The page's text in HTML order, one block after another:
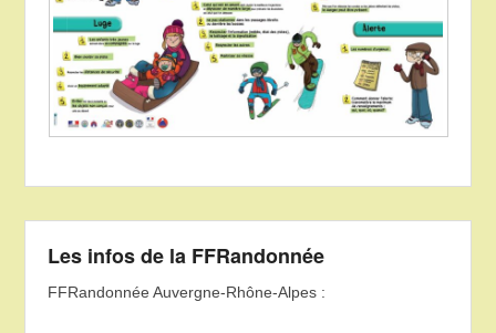
Les infos de la FFRandonnée
FFRandonnée Auvergne-Rhône-Alpes :